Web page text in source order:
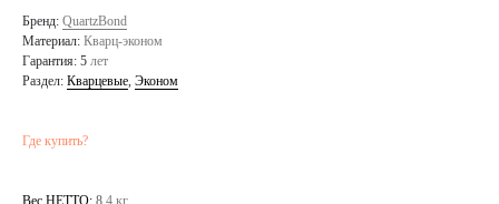
Бренд: QuartzBond
Материал: Кварц-эконом
Гарантия: 5 лет
Раздел: Кварцевые, Эконом
Где купить?
Вес НЕТТО: 8,4 кг.